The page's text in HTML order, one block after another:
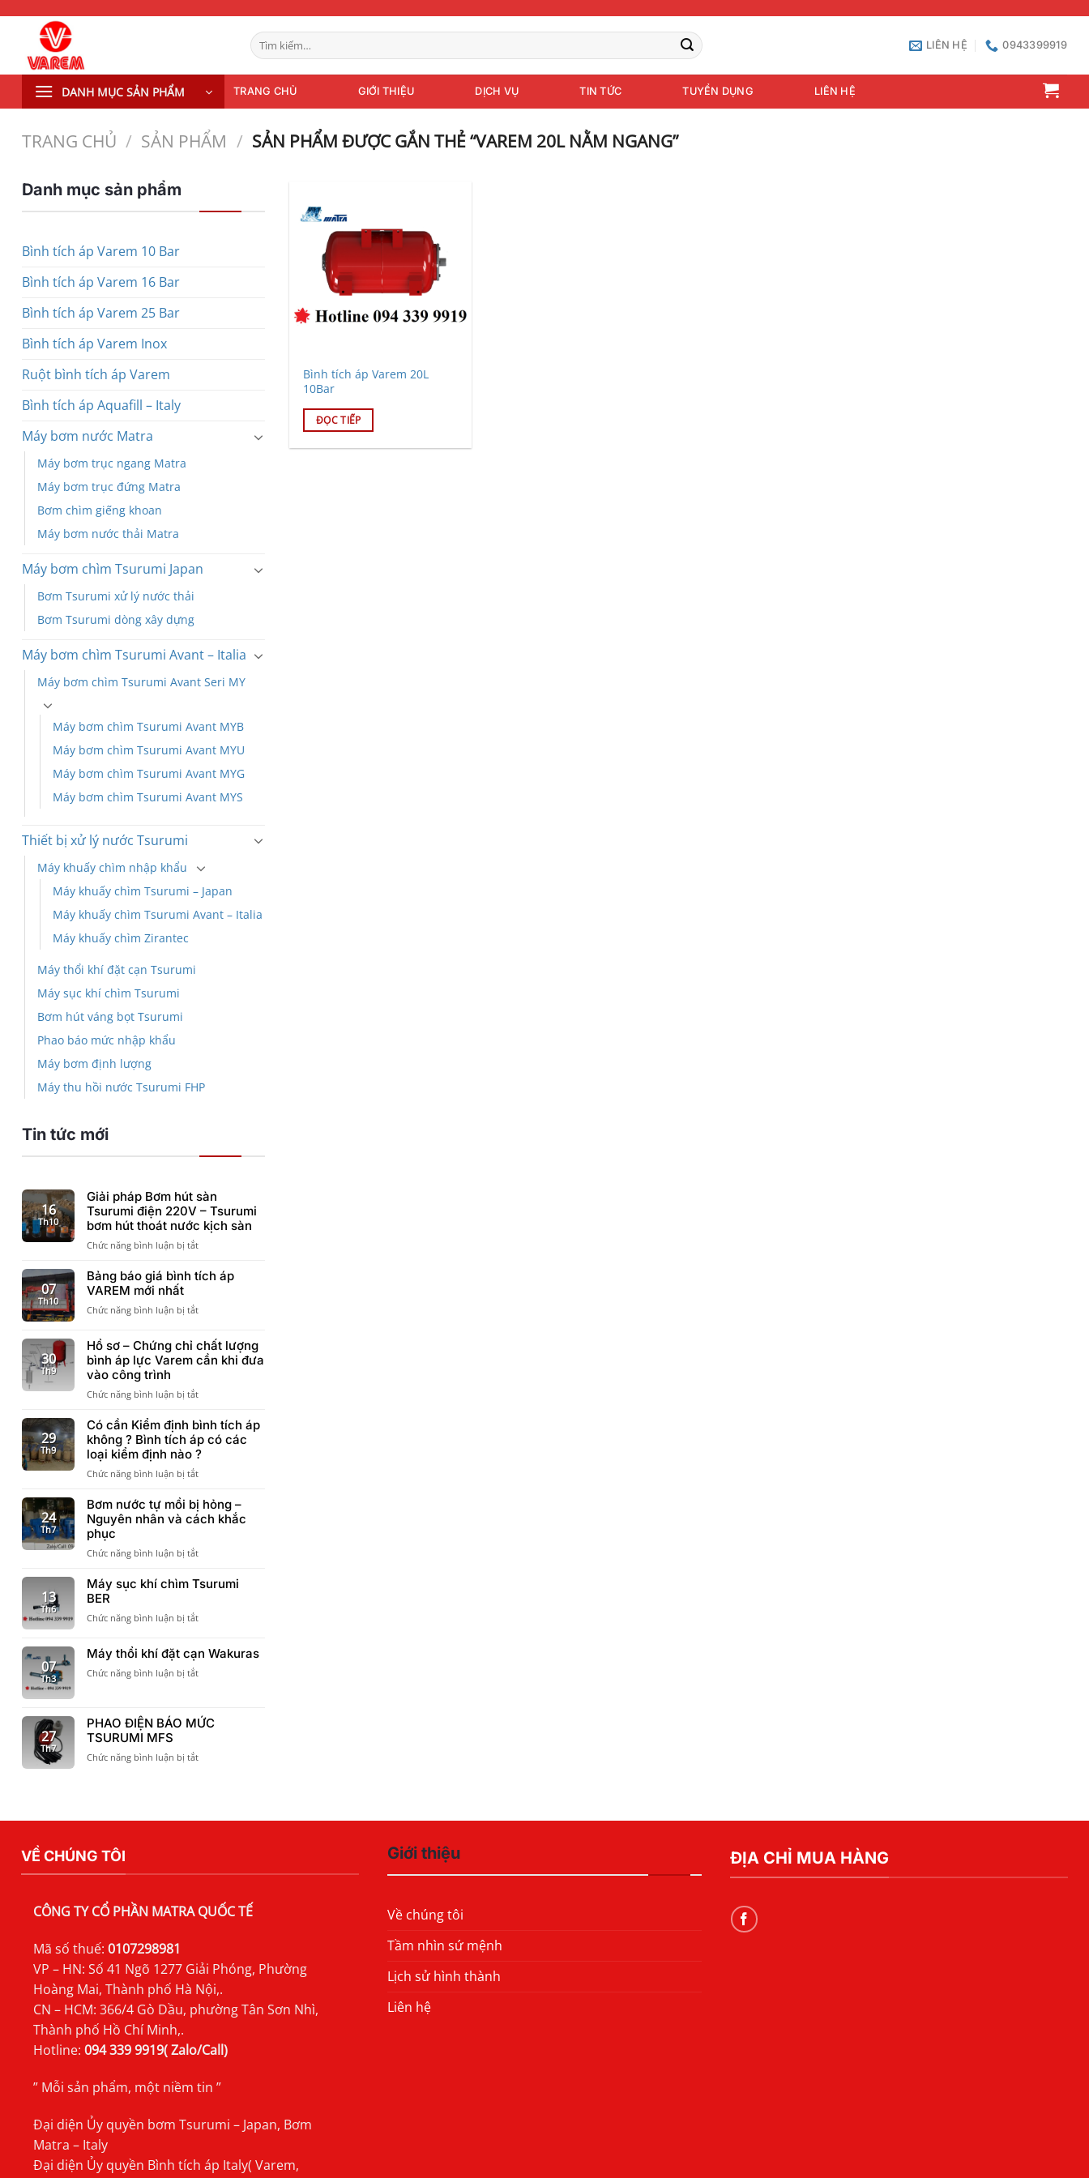
dung
Tìm
kiếm:
LIÊN HỆ 0943399919
DANH MỤC SẢN PHẨM TRANG CHỦ GIỚI THIỆU DỊCH VỤ TIN TỨC TUYỂN DỤNG LIÊN HỆ
TRANG CHỦ / SẢN PHẨM / SẢN PHẨM ĐƯỢC GẮN THẺ “VAREM 20L NẰM NGANG”
Danh mục sản phẩm
Bình tích áp Varem 10 Bar
Bình tích áp Varem 16 Bar
Bình tích áp Varem 25 Bar
Bình tích áp Varem Inox
Ruột bình tích áp Varem
Bình tích áp Aquafill – Italy
Máy bơm nước Matra
Máy bơm trục ngang Matra
Máy bơm trục đứng Matra
Bơm chìm giếng khoan
Máy bơm nước thải Matra
Máy bơm chìm Tsurumi Japan
Bơm Tsurumi xử lý nước thải
Bơm Tsurumi dòng xây dựng
Máy bơm chìm Tsurumi Avant – Italia
Máy bơm chìm Tsurumi Avant Seri MY
Máy bơm chìm Tsurumi Avant MYB
Máy bơm chìm Tsurumi Avant MYU
Máy bơm chìm Tsurumi Avant MYG
Máy bơm chìm Tsurumi Avant MYS
Thiết bị xử lý nước Tsurumi
Máy khuấy chìm nhập khẩu
Máy khuấy chìm Tsurumi – Japan
Máy khuấy chìm Tsurumi Avant – Italia
Máy khuấy chìm Zirantec
Máy thổi khí đặt cạn Tsurumi
Máy sục khí chìm Tsurumi
Bơm hút váng bọt Tsurumi
Phao báo mức nhập khẩu
Máy bơm định lượng
Máy thu hồi nước Tsurumi FHP
Tin tức mới
16
Th10
Giải pháp Bơm hút sàn
Tsurumi điện 220V – Tsurumi
bơm hút thoát nước kịch sàn
Chức năng bình luận bị tắtở
pháp
Bơm
sàn
điện
220V
–
bơm
thoát
nước
kịch
07
Th10
Bảng báo giá bình tích áp
VAREM mới nhất
Chức năng bình luận bị tắtở
giá
bình
áp
mới
nhất
30
Th9
Hồ sơ – Chứng chỉ chất lượng
bình áp lực Varem cần khi đưa
vào công trình
Chức năng bình luận bị tắtở
sơ
–
Chứng
chỉ
chất
bình
áp
cần
đưa
29
Th9
Có cần Kiểm định bình tích áp
không ? Bình tích áp có các
loại kiểm định nào ?
Chức năng bình luận bị tắtở
cần
Kiểm
định
tích
không
tích
có
loại
nào
24
Th7
Bơm nước tự mồi bị hỏng –
Nguyên nhân và cách khắc
phục
Chức năng bình luận bị tắtở
nước
tự
bị
–
Nguyên
nhân
khắc
phục
13
Th6
Máy sục khí chìm Tsurumi
BER
Chức năng bình luận bị tắtở
khí
chìm
07
Th3
Máy thổi khí đặt cạn Wakuras
Chức năng bình luận bị tắtở
khí
đặt
Wakuras
27
Th7
PHAO ĐIỆN BÁO MỨC
TSURUMI MFS
Chức năng bình luận bị tắtở
TSURUMI
Bình tích áp Varem 20L
10Bar
ĐỌC TIẾP
VỀ CHÚNG TÔI
CÔNG TY CỔ PHẦN MATRA QUỐC TẾ
Mã số thuế: 0107298981
VP – HN: Số 41 Ngõ 1277 Giải Phóng, Phường
Hoàng Mai, Thành phố Hà Nội,.
CN – HCM: 366/4 Gò Dầu, phường Tân Sơn Nhì,
Thành phố Hồ Chí Minh,.
Hotline: 094 339 9919( Zalo/Call)
” Mỗi sản phẩm, một niềm tin ”
Đại diện Ủy quyền bơm Tsurumi – Japan, Bơm
Matra – Italy
Đại diện Ủy quyền Bình tích áp Italy( Varem,
Giới thiệu
Về chúng tôi
Tầm nhìn sứ mệnh
Lịch sử hình thành
Liên hệ
ĐỊA CHỈ MUA HÀNG